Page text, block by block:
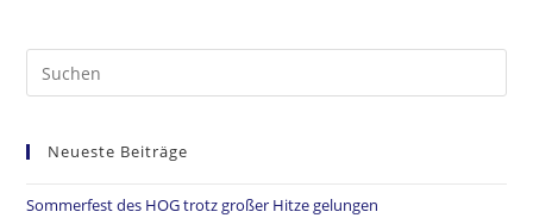
Neueste Beiträge
Sommerfest des HOG trotz großer Hitze gelungen